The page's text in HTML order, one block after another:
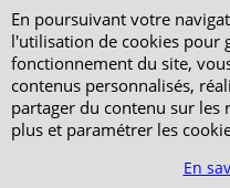
En poursuivant votre
l'utilisation de cookies pour
fonctionnement du site,
contenus personnalisés,
partager du contenu sur les
plus et paramétrer les
En